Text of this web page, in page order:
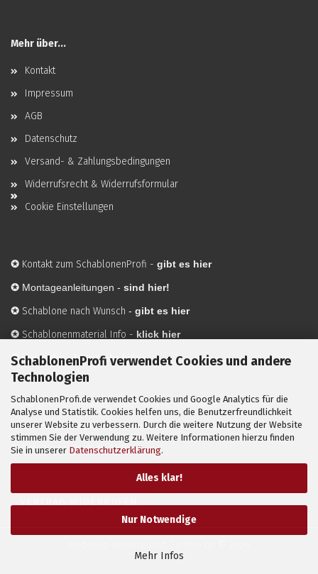
SchablonenProfi verwendet Cookies und andere
Technologien
SchablonenProfi.de verwendet Cookies und Google Analytics für die
Analyse und Statistik. Cookies helfen uns, die Benutzerfreundlichkeit
unserer Website zu verbessern. Durch die weitere Nutzung der Website
stimmen Sie der Verwendung zu. Weitere Informationen hierzu finden
Sie in unserer Datenschutzerklärung.
Alles klar!
Nur Notwendige
Mehr Infos
Mehr über...
Kontakt
Impressum
AGB
Datenschutz
Versand- & Zahlungsbedingungen
Widerrufsrecht & Widerrufsformular
Cookie Einstellungen
✪ Kontakt zum SchablonenProfi - gibt es hier
✪ Montageanleitungen - sind hier!
✪ Schablone nach Wunsch - gibt es hier
✪ Schablonenmaterial Info - klick hier
✪Hersteller-hier mehr Infos
Mit ✪ gekennzeichnete Bilder sind KI-generierte
Anwendungsbeispiele zur Visualisierung der Motive.
© SchablonenProfi.de2026